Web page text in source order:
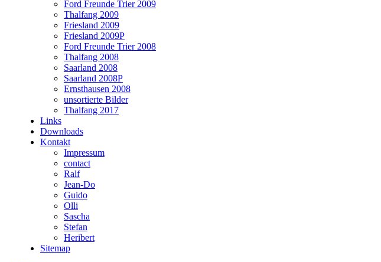
Ford Freunde Trier 2009
Thalfang 2009
Friesland 2009
Friesland 2009P
Ford Freunde Trier 2008
Thalfang 2008
Saarland 2008
Saarland 2008P
Ernsthausen 2008
unsortierte Bilder
Thalfang 2017
Links
Downloads
Kontakt
Impressum
contact
Ralf
Jean-Do
Guido
Olli
Sascha
Stefan
Heribert
Sitemap